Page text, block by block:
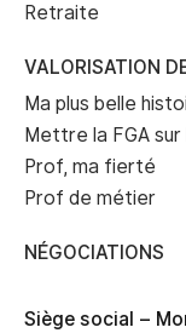
Retraite
VALORISATION
Ma plus belle
Mettre la FGA
Prof, ma fierté
Prof de métier
NÉGOCIATIONS
Siège social –